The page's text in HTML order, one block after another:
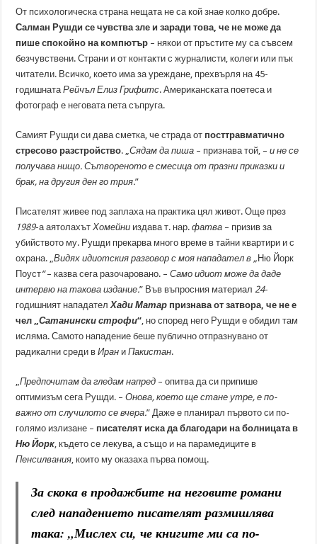
От психологическа страна нещата не са кой знае колко добре.
Салман Рушди се чувства зле и заради това, че не може да
пише спокойно на компютър – някои от пръстите му са съвсем
безчувствени. Страни и от контакти с журналисти, колеги или пък
читатели. Всичко, което има за уреждане, прехвърля на 45-
годишнатаРейчъл Елиз Грифитс. Американската поетеса и
фотограф е неговата пета съпруга.
Самият Рушди си дава сметка, че страда от посттравматично
стресово разстройство. „Сядам да пиша – признава той, –и не се
получава нищо. Сътвореното е смесица от празни приказки и
брак, на другия ден го трия.”
Писателят живее под заплаха на практика цял живот. Още през
1989-а аятолахътХомейни издава т. нар.фатва – призив за
убийството му. Рушди прекарва много време в тайни квартири и с
охрана. „Видях идиотския разговор с моя нападател в „ Ню Йорк
Поуст“– казва сега разочаровано. –Само идиот може да даде
интервю на такова издание.” Във въпросния материал24-
годишният нападателХади Матар признава от затвора, че не е
чел „Сатанински строфи“, но според него Рушди е обидил там
исляма. Самото нападение беше публично отпразнувано от
радикални среди вИран иПакистан.
„Предпочитам да гледам напред – опитва да си припише
оптимизъм сега Рушди. –Онова, което ще стане утре, е по-
важно от случилото се вчера.” Даже е планирал първото си по-
голямо излизане – писателят иска да благодари на болницата в
Ню Йорк, където се лекува, а също и на парамедиците в
Пенсилвания, които му оказаха първа помощ.
За скока в продажбите на неговите романи
след нападението писателят размишлява
така: „Мислех си, че книгите ми са по-